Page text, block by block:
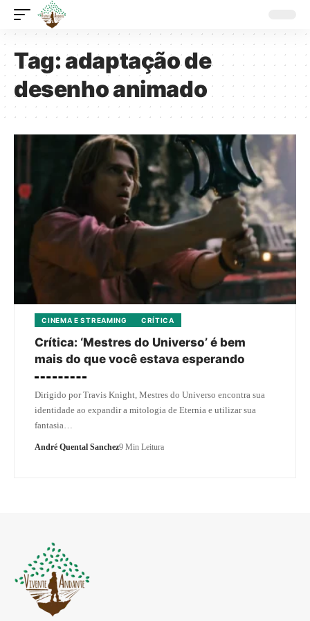
Tag:adaptação de
desenho animado
CINEMA E STREAMING CRÍTICA
Crítica: ‘Mestres do Universo’ é bem
mais do que você estava esperando
Dirigido por Travis Knight, Mestres do Universo encontra sua
identidade ao expandir a mitologia de Eternia e utilizar sua
fantasia…
André Quental Sanchez9 Min Leitura